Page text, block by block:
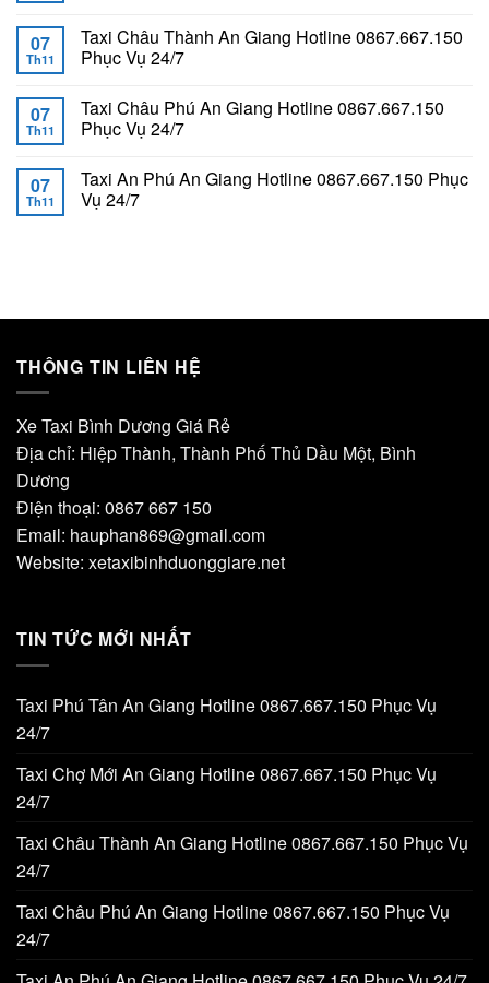
07
Th11
Taxi Châu Thành An Giang Hotline 0867.667.150
Phục Vụ 24/7
07
Th11
Taxi Châu Phú An Giang Hotline 0867.667.150
Phục Vụ 24/7
07
Th11
Taxi An Phú An Giang Hotline 0867.667.150 Phục
Vụ 24/7
THÔNG TIN LIÊN HỆ
Xe Taxi Bình Dương Giá Rẻ
Địa chỉ: Hiệp Thành, Thành Phố Thủ Dầu Một, Bình
Dương
Điện thoại: 0867 667 150
Email: hauphan869@gmail.com
Website: xetaxibinhduonggiare.net
TIN TỨC MỚI NHẤT
Taxi Phú Tân An Giang Hotline 0867.667.150 Phục Vụ
24/7
Taxi Chợ Mới An Giang Hotline 0867.667.150 Phục Vụ
24/7
Taxi Châu Thành An Giang Hotline 0867.667.150 Phục Vụ
24/7
Taxi Châu Phú An Giang Hotline 0867.667.150 Phục Vụ
24/7